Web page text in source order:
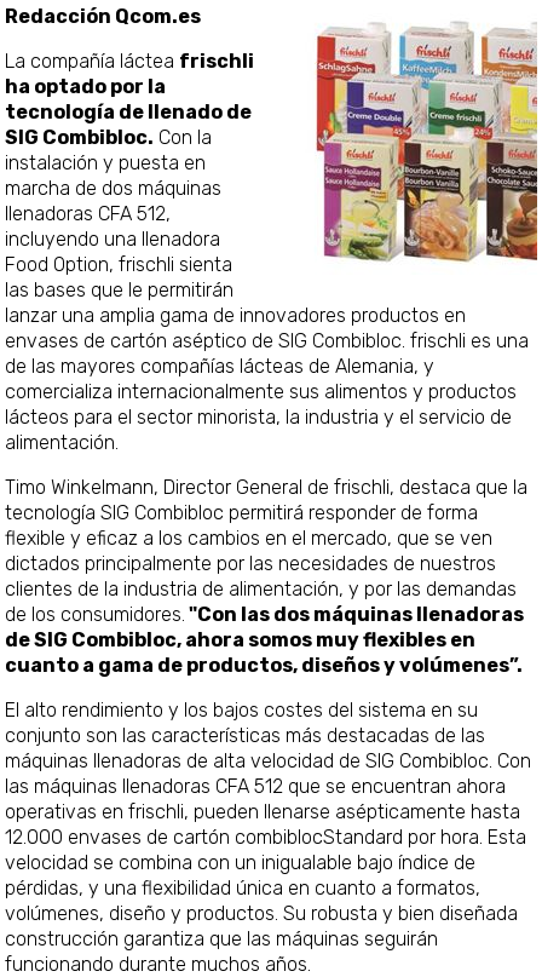
Redacción Qcom.es
La compañía láctea frischli
ha optado por la
tecnología de llenado de
SIG Combibloc. Con la
instalación y puesta en
marcha de dos máquinas
llenadoras CFA 512,
incluyendo una llenadora
Food Option, frischli sienta
las bases que le permitirán
lanzar una amplia gama de innovadores productos en
envases de cartón aséptico de SIG Combibloc. frischli es una
de las mayores compañías lácteas de Alemania, y
comercializa internacionalmente sus alimentos y productos
lácteos para el sector minorista, la industria y el servicio de
alimentación.
Timo Winkelmann, Director General de frischli, destaca que la
tecnología SIG Combibloc permitirá responder de forma
flexible y eficaz a los cambios en el mercado, que se ven
dictados principalmente por las necesidades de nuestros
clientes de la industria de alimentación, y por las demandas
de los consumidores. "Con las dos máquinas llenadoras
de SIG Combibloc, ahora somos muy flexibles en
cuanto a gama de productos, diseños y volúmenes”.
El alto rendimiento y los bajos costes del sistema en su
conjunto son las características más destacadas de las
máquinas llenadoras de alta velocidad de SIG Combibloc. Con
las máquinas llenadoras CFA 512 que se encuentran ahora
operativas en frischli, pueden llenarse asépticamente hasta
12.000 envases de cartón combiblocStandard por hora. Esta
velocidad se combina con un inigualable bajo índice de
pérdidas, y una flexibilidad única en cuanto a formatos,
volúmenes, diseño y productos. Su robusta y bien diseñada
construcción garantiza que las máquinas seguirán
funcionando durante muchos años.